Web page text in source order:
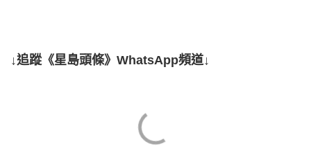
↓追蹤《星島頭條》WhatsApp頻道↓